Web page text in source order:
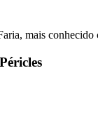
mais
Péricles